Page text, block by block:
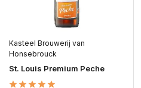
Kasteel Brouwerij van
Honsebrouck
St. Louis Premium Peche